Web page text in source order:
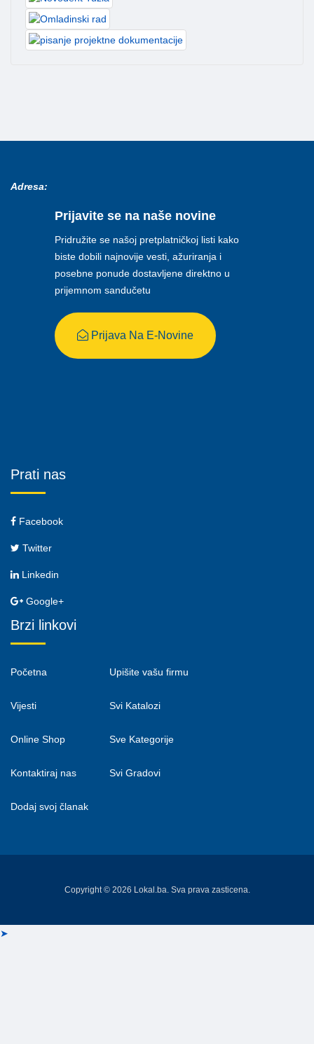
Adresa:
Prijavite se na naše novine
Pridružite se našoj pretplatničkoj listi kako
biste dobili najnovije vesti, ažuriranja i
posebne ponude dostavljene direktno u
prijemnom sandučetu
Prijava Na E-Novine
Prati nas
Facebook
Twitter
Linkedin
Google+
Brzi linkovi
Početna
Vijesti
Online Shop
Kontaktiraj nas
Dodaj svoj članak
Upišite vašu firmu
Svi Katalozi
Sve Kategorije
Svi Gradovi
Copyright © 2026 Lokal.ba. Sva prava zasticena.
➤